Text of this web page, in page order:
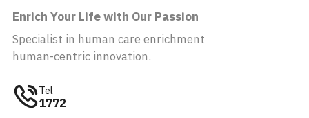
Enrich Your Life with Our Passion
Specialist in human care enrichment
human-centric innovation.
Tel
1772